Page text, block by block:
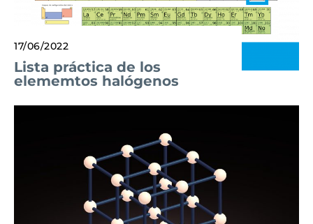
17/06/2022
Lista práctica de los
elememtos halógenos